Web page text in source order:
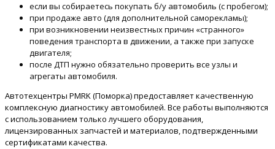
если вы собираетесь покупать б/у автомобиль (с пробегом);
при продаже авто (для дополнительной саморекламы);
при возникновении неизвестных причин «странного»
поведения транспорта в движении, а также при запуске
двигателя;
после ДТП нужно обязательно проверить все узлы и
агрегаты автомобиля.
Автотехцентры PMRK (Поморка) предоставляет качественную
комплексную диагностику автомобилей. Все работы выполняются
с использованием только лучшего оборудования,
лицензированных запчастей и материалов, подтвержденными
сертификатами качества.